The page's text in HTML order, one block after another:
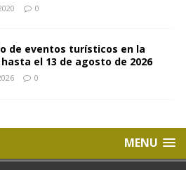
0
de eventos turísticos en la
el 13 de agosto de 2026
0
MENU